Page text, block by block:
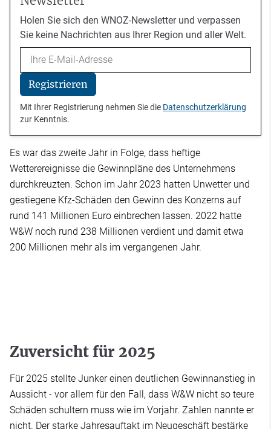
Holen Sie sich den WNOZ-Newsletter und verpassen
Sie keine Nachrichten aus Ihrer Region und aller Welt.
Email
Registrieren
Mit Ihrer Registrierung nehmen Sie die Datenschutzerklärung
zur Kenntnis.
Es war das zweite Jahr in Folge, dass heftige
Wetterereignisse die Gewinnpläne des Unternehmens
durchkreuzten. Schon im Jahr 2023 hatten Unwetter und
gestiegene Kfz-Schäden den Gewinn des Konzerns auf
rund 141 Millionen Euro einbrechen lassen. 2022 hatte
W&W noch rund 238 Millionen verdient und damit etwa
200 Millionen mehr als im vergangenen Jahr.
Zuversicht für 2025
Für 2025 stellte Junker einen deutlichen Gewinnanstieg in
Aussicht - vor allem für den Fall, dass W&W nicht so teure
Schäden schultern muss wie im Vorjahr. Zahlen nannte er
nicht. Der starke Jahresauftakt im Neugeschäft bestärke